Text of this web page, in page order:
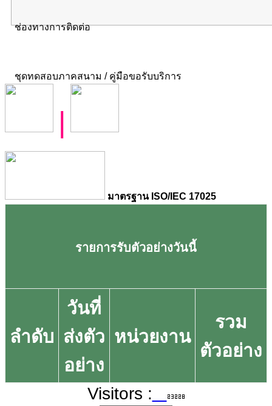
ช่องทางการติดต่อ
ชุดทดสอบภาคสนาม / คู่มือขอรับบริการ
มาตรฐาน ISO/IEC 17025
รายการรับตัวอย่างวันนี้
ลำดับ
วันที่
ส่งตัว
อย่าง
หน่วยงาน
รวม
ตัวอย่าง
Visitors :